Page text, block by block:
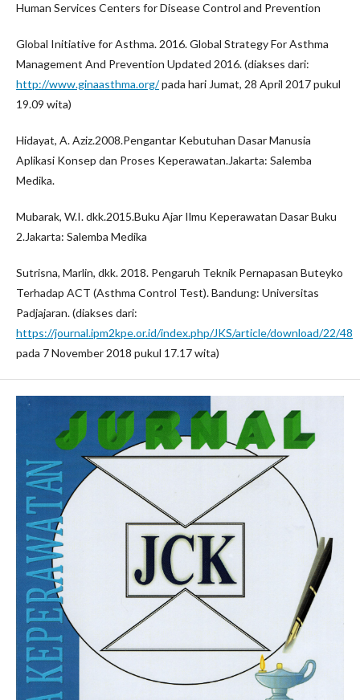
Human Services Centers for Disease Control and Prevention
Global Initiative for Asthma. 2016. Global Strategy For Asthma
Management And Prevention Updated 2016. (diakses dari:
http://www.ginaasthma.org/pada hari Jumat, 28 April 2017 pukul
19.09 wita)
Hidayat, A. Aziz.2008.Pengantar Kebutuhan Dasar Manusia
Aplikasi Konsep dan Proses Keperawatan.Jakarta: Salemba
Medika.
Mubarak, W.I. dkk.2015.Buku Ajar Ilmu Keperawatan Dasar Buku
2.Jakarta: Salemba Medika
Sutrisna, Marlin, dkk. 2018. Pengaruh Teknik Pernapasan Buteyko
Terhadap ACT (Asthma Control Test). Bandung: Universitas
Padjajaran. (diakses dari:
https://journal.ipm2kpe.or.id/index.php/JKS/article/download/22/48
pada 7 November 2018 pukul 17.17 wita)